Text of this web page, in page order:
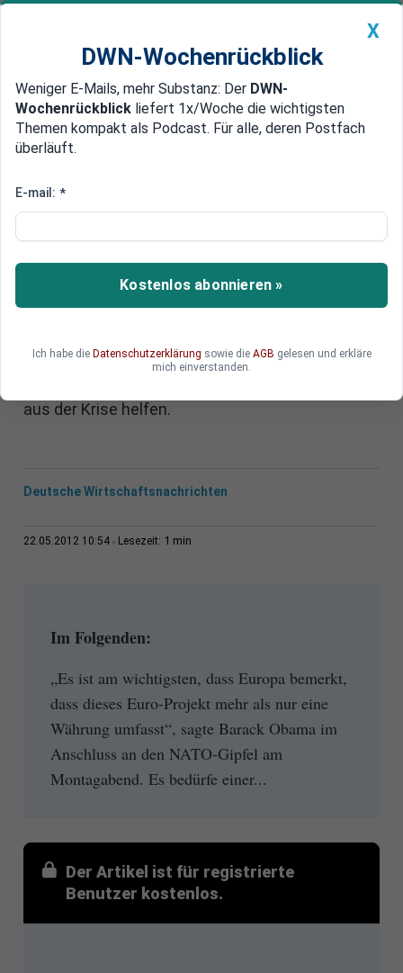
Newsticker MEIN DWN: Geldanlage Premium
Edelmetalle DWN-Magazin China
Will keine Politik der kleinen Häppchen
Kontrolle für Europa: Obama
schickt erstmals Berater zu EU-
Gipfel
US-Präsident Barack Obama wird zunehmend
gefährden seine Wiederwahl im November. Daher
gibt es beim nächsten EU-Gipfel eine Premiere:
aus der Krise helfen.
Deutsche Wirtschaftsnachrichten
22.05.2012 10:54 Lesezeit: 1 min
Im Folgenden:
„Es ist am wichtigsten, dass Europa bemerkt,
dass dieses Euro-Projekt mehr als nur eine
Währung umfasst“, sagte Barack Obama im
Anschluss an den NATO-Gipfel am
Montagabend. Es bedürfe einer...
Der Artikel ist für registrierte
Benutzer kostenlos.
X
DWN-Wochenrückblick
Weniger E-Mails, mehr Substanz: Der DWN-
Wochenrückblick liefert 1x/Woche die wichtigsten
Themen kompakt als Podcast. Für alle, deren Postfach
überläuft.
E-mail: *
Kostenlos abonnieren »
Ich habe die Datenschutzerklärung sowie die AGB gelesen und erkläre
mich einverstanden.